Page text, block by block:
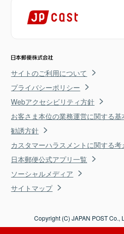
サイトのご利用について
プライバシーポリシー
Webアクセシビリティ方針
お客さま本位の業務運営に関する基
勧誘方針
カスタマーハラスメントに関する考
日本郵便公式アプリ一覧
ソーシャルメディア
サイトマップ
Copyright (C) JAPAN POST Co.,